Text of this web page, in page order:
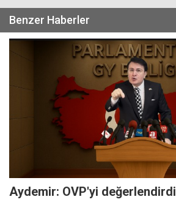
Benzer Haberler
Aydemir: OVP'yi değerlendirdi